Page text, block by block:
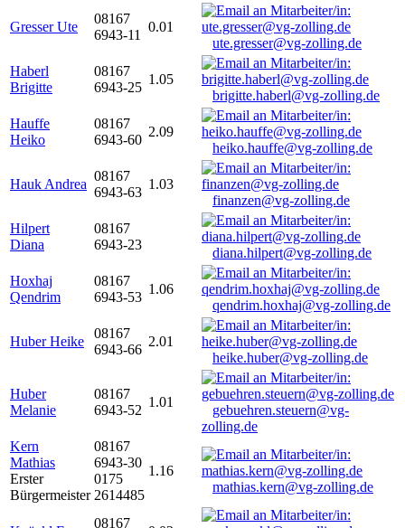
Gresser Ute
08167
6943-11
0.01
ute.gresser@vg-zolling.de
Haberl
Brigitte
08167
6943-25
1.05
brigitte.haberl@vg-zolling.de
Hauffe
Heiko
08167
6943-60
2.09
heiko.hauffe@vg-zolling.de
Hauk Andrea
08167
6943-63
1.03
finanzen@vg-zolling.de
Hilpert
Diana
08167
6943-23
diana.hilpert@vg-zolling.de
Hoxhaj
Qendrim
08167
6943-53
1.06
qendrim.hoxhaj@vg-zolling.de
Huber Heike
08167
6943-66
2.01
heike.huber@vg-zolling.de
Huber
Melanie
08167
6943-52
1.01
gebuehren.steuern@vg-
zolling.de
Kern
Mathias
Erster
Bürgermeister
08167
6943-30
0175
2614485
1.16
mathias.kern@vg-zolling.de
08167